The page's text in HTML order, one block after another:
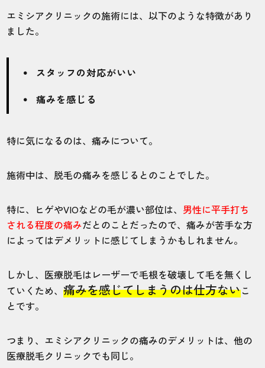
エミシアクリニックの施術には、以下のような特徴があり
ました。
スタッフの対応がいい
痛みを感じる
特に気になるのは、痛みについて。
施術中は、脱毛の痛みを感じるとのことでした。
特に、ヒゲやVIOなどの毛が濃い部位は、 男性に平手打ち
される程度の痛みだとのことだったので、痛みが苦手な方
によってはデメリットに感じてしまうかもしれません。
しかし、医療脱毛はレーザーで毛根を破壊して毛を無くし
ていくため、痛みを感じてしまうのは仕方ないこ
とです。
つまり、エミシアクリニックの痛みのデメリットは、他の
医療脱毛クリニックでも同じ。